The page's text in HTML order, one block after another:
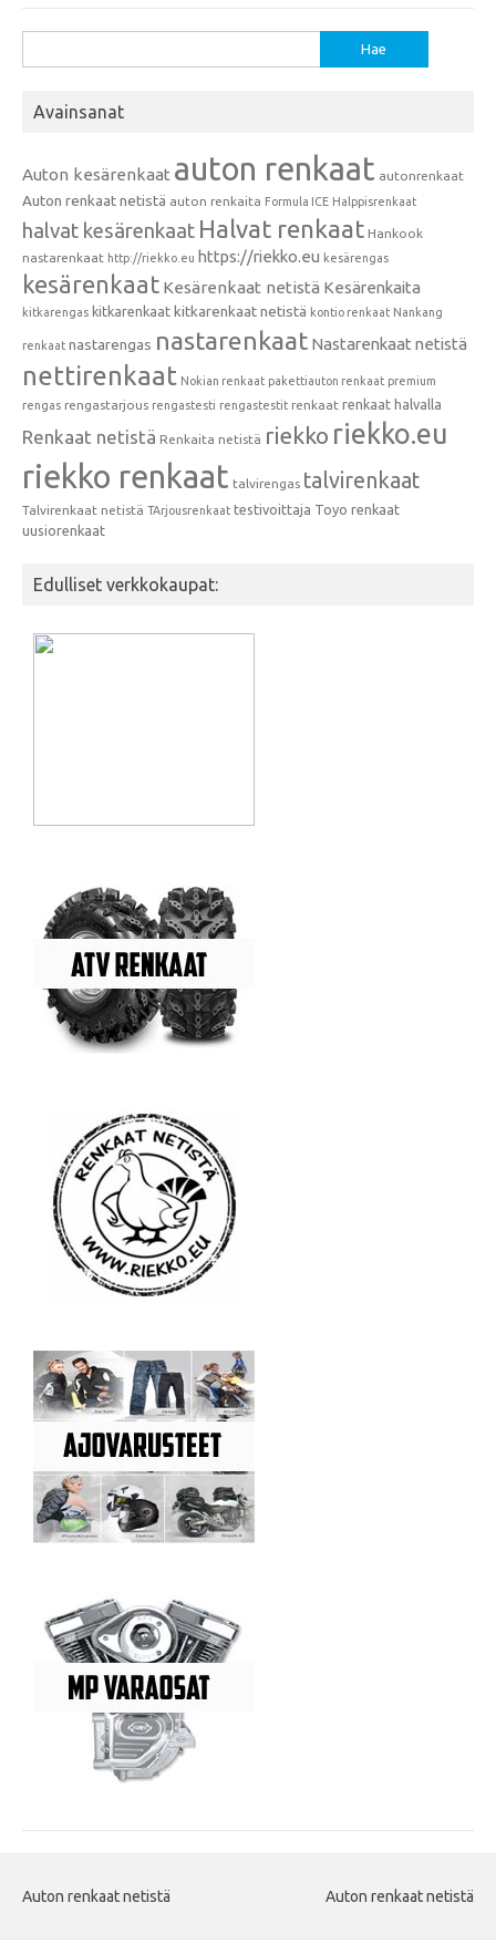
Avainsanat
Auton kesärenkaat auton renkaat autonrenkaat
Auton renkaat netistä auton renkaita Formula ICE Halppisrenkaat
halvat kesärenkaat Halvat renkaat Hankook
nastarenkaat http://riekko.eu https://riekko.eu kesärengas
kesärenkaat Kesärenkaat netistä Kesärenkaita
kitkarengas kitkarenkaat kitkarenkaat netistä kontio renkaat Nankang
renkaat nastarengas nastarenkaat Nastarenkaat netistä
nettirenkaat Nokian renkaat pakettiauton renkaat premium
rengas rengastarjous rengastesti rengastestit renkaat renkaat halvalla
Renkaat netistä Renkaita netistä riekko riekko.eu
riekko renkaat talvirengas talvirenkaat
Talvirenkaat netistä TArjousrenkaat testivoittaja Toyo renkaat
uusiorenkaat
Edulliset verkkokaupat:
Auton renkaat netistä Auton renkaat netistä